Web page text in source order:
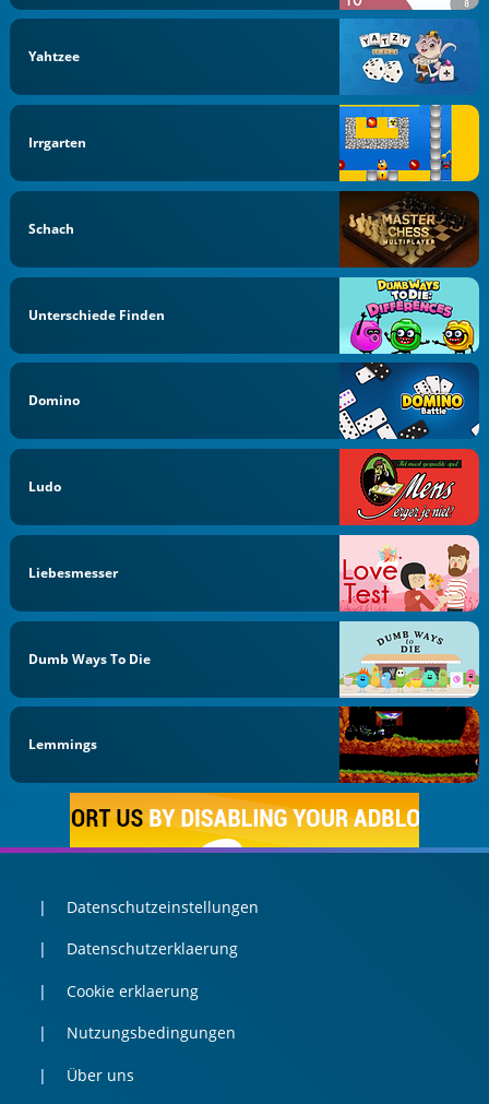
Yahtzee
Irrgarten
Schach
Unterschiede Finden
Domino
Ludo
Liebesmesser
Dumb Ways To Die
Lemmings
Datenschutzeinstellungen
Datenschutzerklaerung
Cookie erklaerung
Nutzungsbedingungen
Über uns